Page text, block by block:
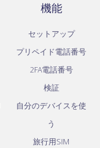
機能
セットアップ
プリペイド電話番号
2FA電話番号
検証
自分のデバイスを使
う
旅行用SIM